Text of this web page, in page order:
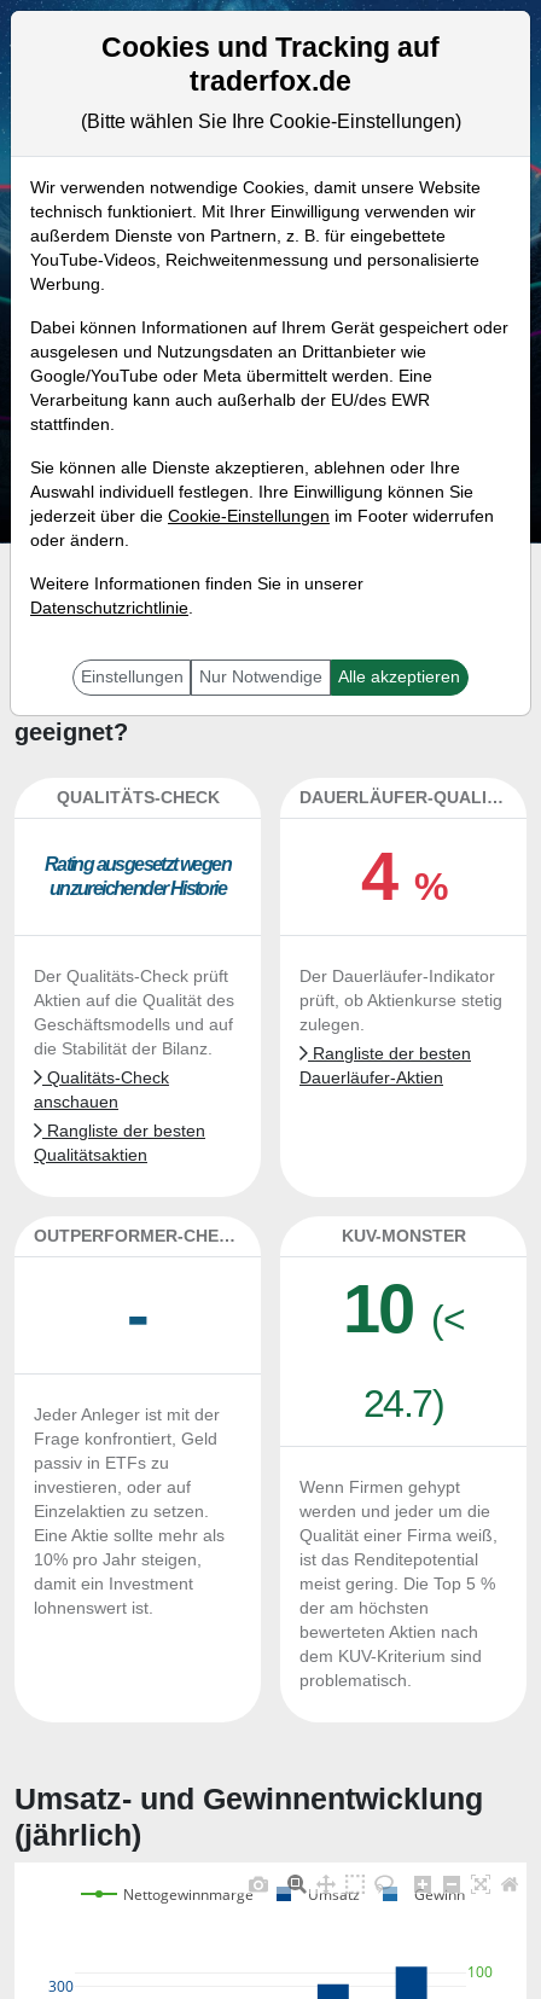
Aktien- und Artikelsuche
A3D013 | RDW–Redwire Aktie
Realtime-Aktienkurs:
-
-
Marktkapitalisierung 3,25 Mrd. USD
Unternehmenswert 2,78 Mrd. USD
Investment-Check:
Kaufempfehlung?
Ist die Aktie von Redwire zum
Kaufen und Liegenlassen
geeignet?
QUALITÄTS-CHECK
Ra­ting aus­ge­setzt we­gen
un­zu­rei­chen­der His­to­rie
Der Qualitäts-Check prüft
Aktien auf die Qualität des
Geschäftsmodells und auf
die Stabilität der Bilanz.
Qualitäts-Check
anschauen
Rangliste der besten
Qualitätsaktien
DAUERLÄUFER-QUALITÄTEN
4 %
Der Dauerläufer-Indikator
prüft, ob Aktienkurse stetig
zulegen.
Rangliste der besten
Dauerläufer-Aktien
OUTPERFORMER-CHECK
-
Jeder Anleger ist mit der
Frage konfrontiert, Geld
passiv in ETFs zu
investieren, oder auf
Einzelaktien zu setzen.
Eine Aktie sollte mehr als
10% pro Jahr steigen,
damit ein Investment
lohnenswert ist.
KUV-MONSTER
10 (<
24.7)
Wenn Firmen gehypt
werden und jeder um die
Qualität einer Firma weiß,
ist das Renditepotential
meist gering. Die Top 5 %
der am höchsten
bewerteten Aktien nach
dem KUV-Kriterium sind
problematisch.
Umsatz- und Gewinnentwicklung
(jährlich)
300
100
Nettogewinnmarge Umsatz Gewinn
Cookies und Tracking auf
traderfox.de
(Bitte wählen Sie Ihre Cookie-Einstellungen)
Wir verwenden notwendige Cookies, damit unsere Website
technisch funktioniert. Mit Ihrer Einwilligung verwenden wir
außerdem Dienste von Partnern, z. B. für eingebettete
YouTube-Videos, Reichweitenmessung und personalisierte
Werbung.
Dabei können Informationen auf Ihrem Gerät gespeichert oder
ausgelesen und Nutzungsdaten an Drittanbieter wie
Google/YouTube oder Meta übermittelt werden. Eine
Verarbeitung kann auch außerhalb der EU/des EWR
stattfinden.
Sie können alle Dienste akzeptieren, ablehnen oder Ihre
Auswahl individuell festlegen. Ihre Einwilligung können Sie
jederzeit über die Cookie-Einstellungen im Footer widerrufen
oder ändern.
Weitere Informationen finden Sie in unserer
Datenschutzrichtlinie.
Einstellungen Nur Notwendige Alle akzeptieren